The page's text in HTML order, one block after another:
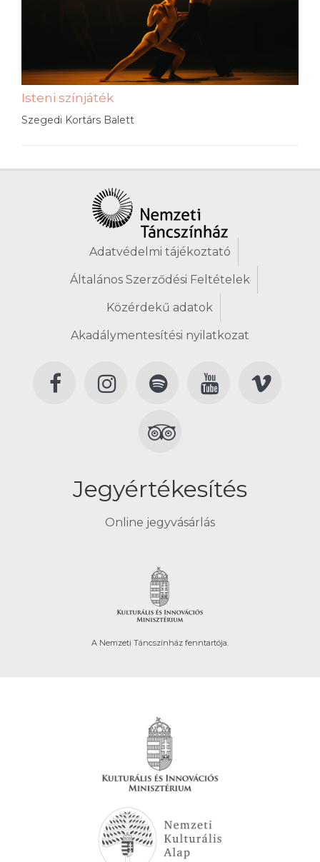
Isteni színjáték
Szegedi Kortárs Balett
Adatvédelmi tájékoztató
Általános Szerződési Feltételek
Közérdekű adatok
Akadálymentesítési nyilatkozat
Jegyértékesítés
Online jegyvásárlás
A Nemzeti Táncszínház fenntartója.